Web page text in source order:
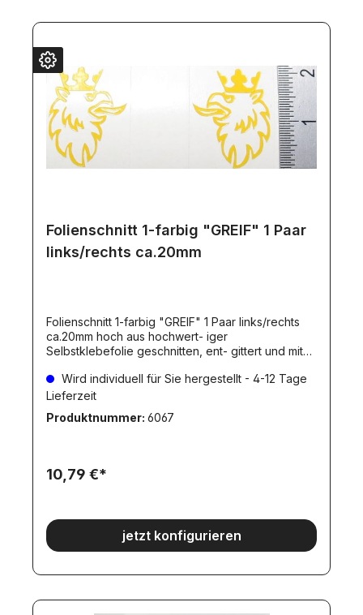
Folienschnitt 1-farbig "GREIF" 1 Paar
links/rechts ca.20mm
Folienschnitt 1-farbig "GREIF" 1 Paar links/rechts
ca.20mm hoch aus hochwert- iger
Selbstklebefolie geschnitten, ent- gittert und mit
Folienfarbe 021 (gelb).Die Folienfarbe ist natürlich
frei wählbar.Bitte die gewünschte Farbe bei der
Sie aus unserer Farbpalette wählen. Dieser Artikel
angegeben. Individuelle hergestellte Artikel
werden erst NACH dem Zahlungseingang
Wird individuell für Sie hergestellt - 4-12 Tage
Lieferzeit
Produktnummer: 6067
10,79 €*
jetzt konfigurieren